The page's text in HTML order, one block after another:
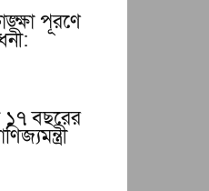
পূরণে
১৭ বছরের